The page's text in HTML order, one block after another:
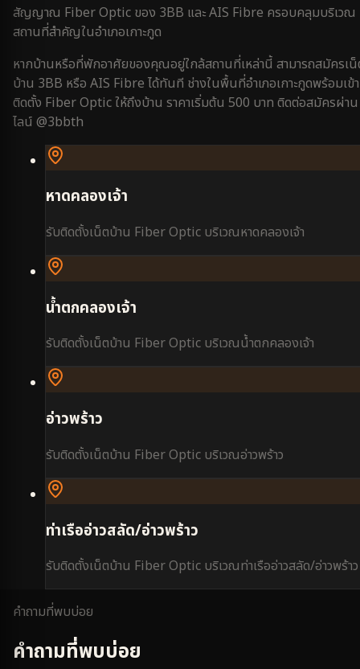
สัญญาณ Fiber Optic ของ 3BB และ AIS Fibre ครอบคลุมบริเวณ
สถานที่สำคัญในอำเภอเกาะกูด
หากบ้านหรือที่พักอาศัยของคุณอยู่ใกล้สถานที่เหล่านี้ สามารถสมัครเ
บ้าน 3BB หรือ AIS Fibre ได้ทันที ช่างในพื้นที่อำเภอเกาะกูดพร้อมเข้า
ติดตั้ง Fiber Optic ให้ถึงบ้าน ราคาเริ่มต้น 500 บาท ติดต่อสมัครผ่าน
ไลน์ @3bbth
หาดคลองเจ้า
รับติดตั้งเน็ตบ้าน Fiber Optic บริเวณหาดคลองเจ้า
น้ำตกคลองเจ้า
รับติดตั้งเน็ตบ้าน Fiber Optic บริเวณน้ำตกคลองเจ้า
อ่าวพร้าว
รับติดตั้งเน็ตบ้าน Fiber Optic บริเวณอ่าวพร้าว
ท่าเรืออ่าวสลัด/อ่าวพร้าว
รับติดตั้งเน็ตบ้าน Fiber Optic บริเวณท่าเรืออ่าวสลัด/อ่าวพร้าว
คำถามที่พบบ่อย
คำถามที่พบบ่อย